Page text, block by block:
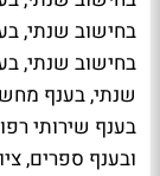
ובענף ספרים,